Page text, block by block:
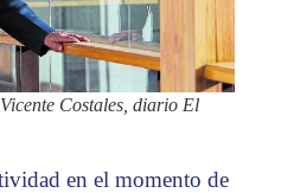
Costales, diario El
en el momento de